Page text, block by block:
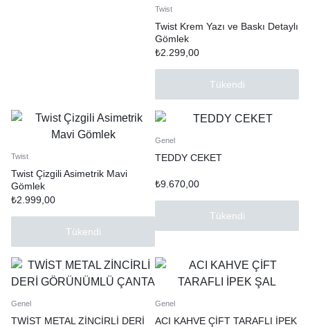
Twist
Twist Krem Yazı ve Baskı Detaylı
Gömlek
₺2.299,00
Tükendi
Twist
Twist Çizgili Asimetrik Mavi
Gömlek
₺2.999,00
Tükendi
Genel
TEDDY CEKET
₺9.670,00
Tükendi
Genel
TWİST METAL ZİNCİRLİ DERİ
Genel
ACI KAHVE ÇİFT TARAFLI İPEK